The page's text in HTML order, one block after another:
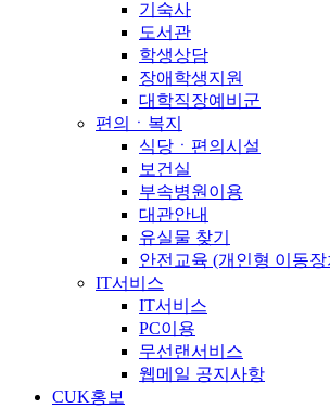
기숙사
도서관
학생상담
장애학생지원
대학직장예비군
편의ㆍ복지
식당ㆍ편의시설
보건실
부속병원이용
대관안내
유실물 찾기
안전교육 (개인형 이동장
IT서비스
IT서비스
PC이용
무선랜서비스
웹메일 공지사항
CUK홍보